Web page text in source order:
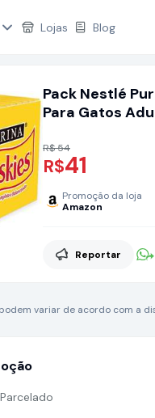
Lojas Blog
Pack Nestlé
Para Gatos
R$ 54
R$41
Promoção da loja
Amazon
Reportar
variar de acordo com a
Parcelado